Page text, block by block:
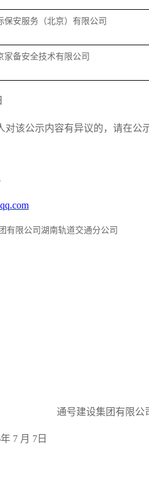
保安服务（北京）有限公司
家备安全技术有限公司
对该公示内容有异议的，请在公
有限公司湖南轨道交通分公司
通号建设集团有限公司
年 7 月 7 日